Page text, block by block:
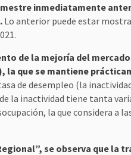
inmediatamente
Lo anterior puede estar
de la mejoría del
la que se mantiene
de desempleo (la
la inactividad tiene tanta
la que considera a
se observa que la